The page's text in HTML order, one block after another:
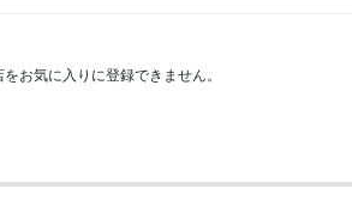
お気に入りに登録できません。